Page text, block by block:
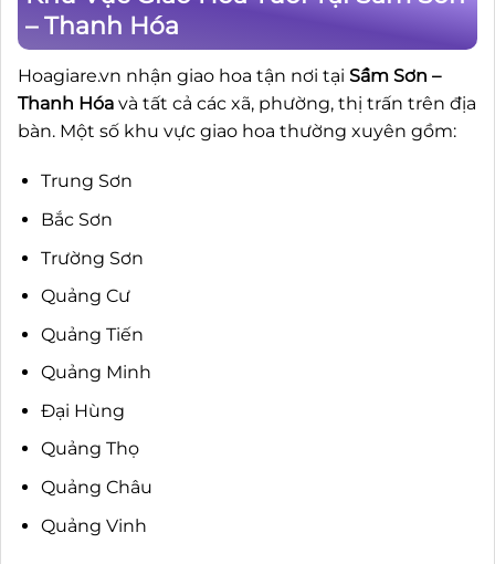
– Thanh Hóa
Hoagiare.vn nhận giao hoa tận nơi tại Sầm Sơn –
Thanh Hóa và tất cả các xã, phường, thị trấn trên địa
bàn. Một số khu vực giao hoa thường xuyên gồm:
Trung Sơn
Bắc Sơn
Trường Sơn
Quảng Cư
Quảng Tiến
Quảng Minh
Đại Hùng
Quảng Thọ
Quảng Châu
Quảng Vinh